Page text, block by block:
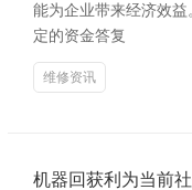
能为企业带来经济效
定的资金答复
维修资讯
机器回获利为当前